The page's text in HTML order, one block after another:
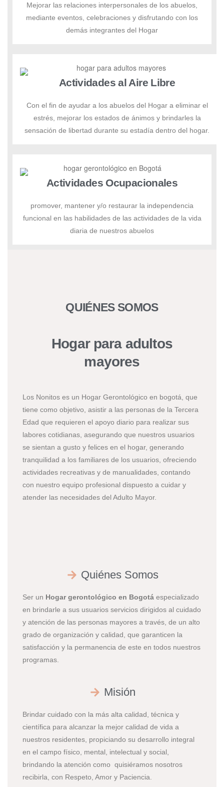
Mejorar las relaciones interpersonales de los abuelos,
mediante eventos, celebraciones y disfrutando con los
demás integrantes del Hogar
Actividades al Aire Libre
Con el fin de ayudar a los abuelos del Hogar a eliminar el
estrés, mejorar los estados de ánimos y brindarles la
sensación de libertad durante su estadía dentro del hogar.
Actividades Ocupacionales
promover, mantener y/o restaurar la independencia
funcional en las habilidades de las actividades de la vida
diaria de nuestros abuelos
QUIÉNES SOMOS
Hogar para adultos
mayores
Los Nonitos es un Hogar Gerontológico en bogotá, que
tiene como objetivo, asistir a las personas de la Tercera
Edad que requieren el apoyo diario para realizar sus
labores cotidianas, asegurando que nuestros usuarios
se sientan a gusto y felices en el hogar, generando
tranquilidad a los familiares de los usuarios, ofreciendo
actividades recreativas y de manualidades, contando
con nuestro equipo profesional dispuesto a cuidar y
atender las necesidades del Adulto Mayor.
Quiénes Somos
Ser un Hogar gerontológico en Bogotá especializado
en brindarle a sus usuarios servicios dirigidos al cuidado
y atención de las personas mayores a través, de un alto
grado de organización y calidad, que garanticen la
satisfacción y la permanencia de este en todos nuestros
programas.
Misión
Brindar cuidado con la más alta calidad, técnica y
científica para alcanzar la mejor calidad de vida a
nuestros residentes, propiciando su desarrollo integral
en el campo físico, mental, intelectual y social,
brindando la atención como quisiéramos nosotros
recibirla, con Respeto, Amor y Paciencia.